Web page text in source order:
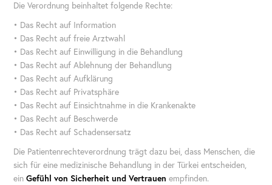
Die Verordnung beinhaltet folgende Rechte:
• Das Recht auf Information
• Das Recht auf freie Arztwahl
• Das Recht auf Einwilligung in die Behandlung
• Das Recht auf Ablehnung der Behandlung
• Das Recht auf Aufklärung
• Das Recht auf Privatsphäre
• Das Recht auf Einsichtnahme in die Krankenakte
• Das Recht auf Beschwerde
• Das Recht auf Schadensersatz
Die Patientenrechteverordnung trägt dazu bei, dass Menschen, die
sich für eine medizinische Behandlung in der Türkei entscheiden,
einGefühl von Sicherheit und Vertrauen empfinden.